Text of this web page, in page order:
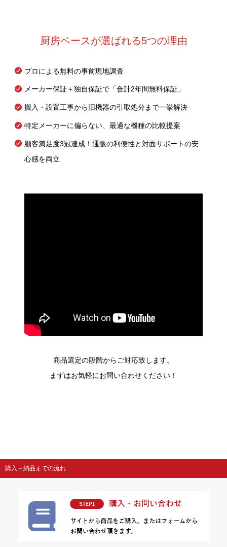
厨房ベースが選ばれる5つの理由
プロによる無料の事前現地調査
メーカー保証＋独自保証で「合計2年間無料保証」
搬入・設置工事から旧機器の引取処分まで一挙解決
特定メーカーに偏らない、最適な機種の比較提案
顧客満足度3冠達成！通販の利便性と対面サポートの安
心感を両立
商品選定の段階からご対応致します。
まずはお気軽にお問い合わせください！
購入～納品までの流れ